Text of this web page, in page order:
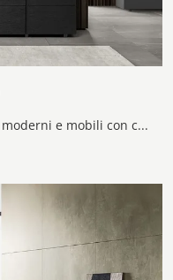
Scopri Comodini moderni e mobili con cassetti Alf Da Frè! Il modello Twice Comò costruito in melaminico è l'acquisto perfetto.